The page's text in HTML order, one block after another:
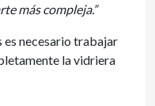
más compleja.”
es necesario trabajar
la vidriera